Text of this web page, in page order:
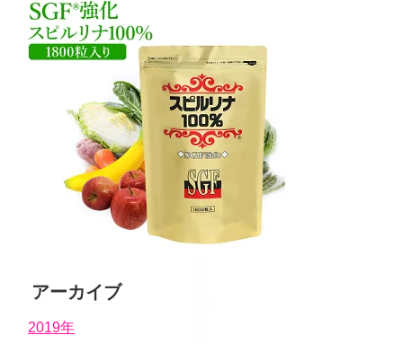
アーカイブ
2019年